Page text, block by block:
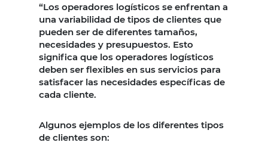
“Los operadores logísticos se enfrentan a
una variabilidad de tipos de clientes que
pueden ser de diferentes tamaños,
necesidades y presupuestos. Esto
significa que los operadores logísticos
deben ser flexibles en sus servicios para
satisfacer las necesidades específicas de
cada cliente.
Algunos ejemplos de los diferentes tipos
de clientes son: